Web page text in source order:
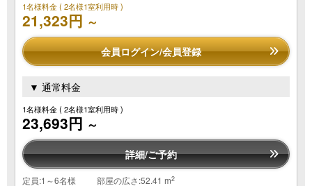
1名様料金( 2名様1室利用時 )
21,323円 ～
会員ログイン/会員登録
▼ 通常料金
1名様料金( 2名様1室利用時 )
23,693円 ～
詳細/ご予約
定員:1～6名様 部屋の広さ:52.41 m2